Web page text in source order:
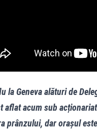
la Geneva alături de
aflat acum sub
prânzului, dar orașul